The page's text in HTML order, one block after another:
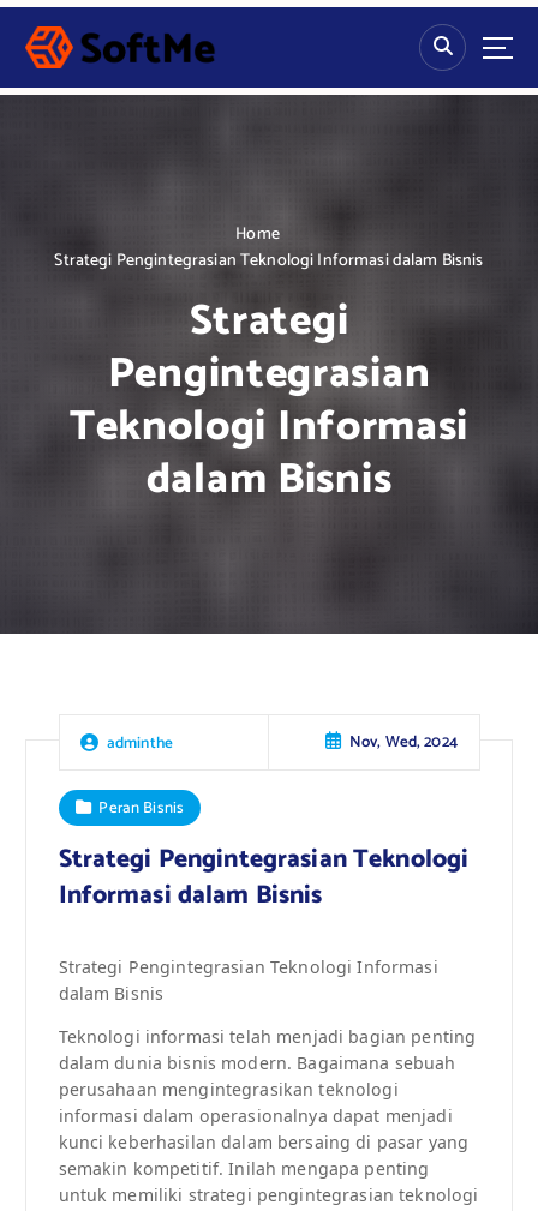
S
p
Home
Strategi Pengintegrasian Teknologi Informasi dalam Bisnis
Strategi
Pengintegrasian
Teknologi Informasi
dalam Bisnis
adminthe Nov, Wed, 2024
Peran Bisnis
Strategi Pengintegrasian Teknologi
Informasi dalam Bisnis
Strategi Pengintegrasian Teknologi Informasi
dalam Bisnis
Teknologi informasi telah menjadi bagian penting
dalam dunia bisnis modern. Bagaimana sebuah
perusahaan mengintegrasikan teknologi
informasi dalam operasionalnya dapat menjadi
kunci keberhasilan dalam bersaing di pasar yang
semakin kompetitif. Inilah mengapa penting
untuk memiliki strategi pengintegrasian teknologi